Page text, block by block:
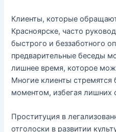
Клиенты, которые
Красноярске, часто
быстрого и беззаботного
предварительные беседы
лишнее время, которое
Многие клиенты стремятся
моментом, избегая лишних
Проституция в
отголоски в развитии